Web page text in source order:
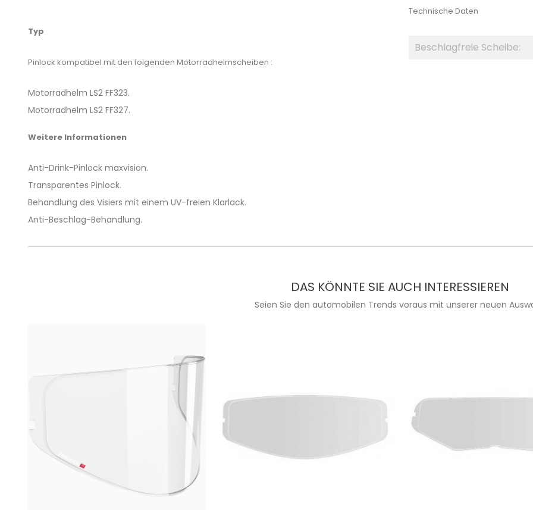
Typ
Pinlock kompatibel mit den folgenden Motorradhelmscheiben :
Motorradhelm LS2 FF323.
Motorradhelm LS2 FF327.
Weitere Informationen
Anti-Drink-Pinlock maxvision.
Transparentes Pinlock.
Behandlung des Visiers mit einem UV-freien Klarlack.
Anti-Beschlag-Behandlung.
Technische Daten
Beschlagfreie Scheibe:
DAS KÖNNTE SIE AUCH INTERESSIEREN
Seien Sie den automobilen Trends voraus mit unserer neuen